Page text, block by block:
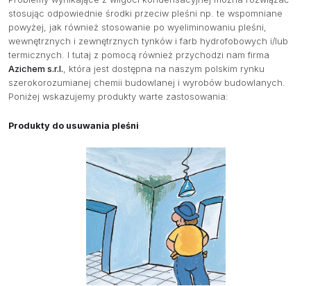
stosując odpowiednie środki przeciw pleśni np. te wspomniane
powyżej, jak również stosowanie po wyeliminowaniu pleśni,
wewnętrznych i zewnętrznych tynków i farb hydrofobowych i/lub
termicznych. I tutaj z pomocą również przychodzi nam firma
Azichem s.r.l., która jest dostępna na naszym polskim rynku
szerokorozumianej chemii budowlanej i wyrobów budowlanych.
Poniżej wskazujemy produkty warte zastosowania:
Produkty do usuwania pleśni